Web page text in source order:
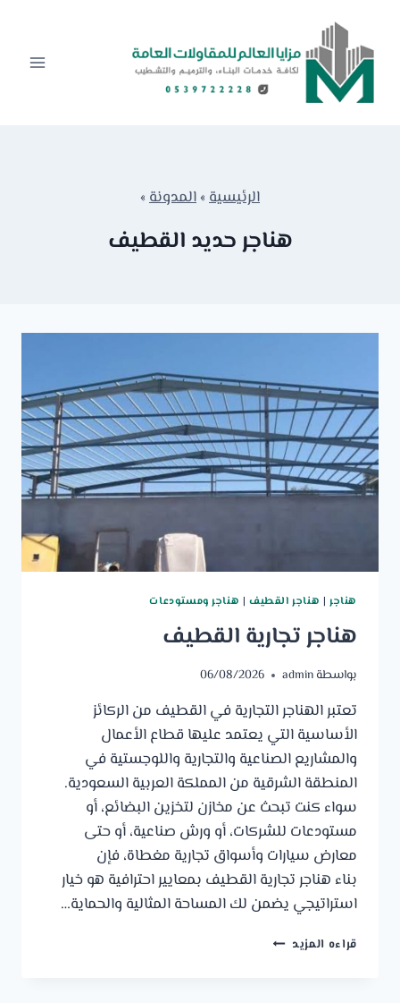
المحتوى
الرئيسية»المدونة»
هناجر حديد القطيف
هناجر| هناجر القطيف| هناجر ومستودعات
هناجر تجارية القطيف
بواسطةadmin
06/08/2026
تعتبر الهناجر التجارية في القطيف من الركائز
الأساسية التي يعتمد عليها قطاع الأعمال
والمشاريع الصناعية والتجارية واللوجستية في
المنطقة الشرقية من المملكة العربية السعودية.
سواء كنت تبحث عن مخازن لتخزين البضائع، أو
مستودعات للشركات، أو ورش صناعية، أو حتى
معارض سيارات وأسواق تجارية مغطاة، فإن
بناء هناجر تجارية القطيف بمعايير احترافية هو خيار
استراتيجي يضمن لك المساحة المثالية والحماية…
قراءه المزيد هناجر